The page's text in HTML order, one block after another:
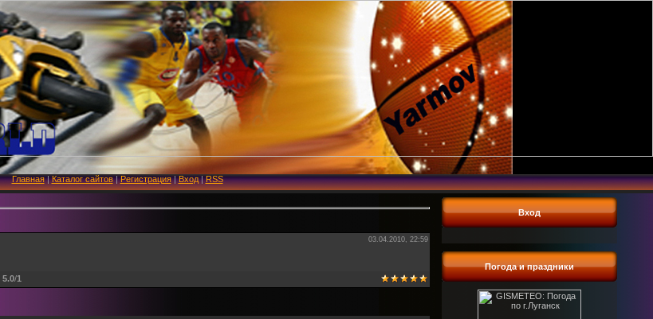
Главная|Каталог сайтов|Регистрация|Вход|RSS
03.04.2010, 22:59
5.0/1
Вход
Погода и праздники